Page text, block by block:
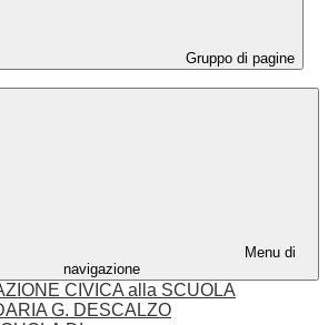
Gruppo di pagine
Menu di
navigazione
CIVICA alla SCUOLA
G. DESCALZO